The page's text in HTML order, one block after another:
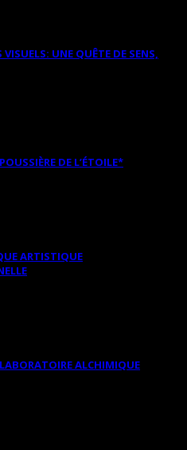
UNE QUÊTE DE SENS,
DE L’ÉTOILE*
ARTISTIQUE
ALCHIMIQUE